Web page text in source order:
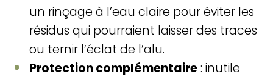
un rinçage à l’eau claire pour éviter les
résidus qui pourraient laisser des traces
ou ternir l’éclat de l’alu.
Protection complémentaire: inutile